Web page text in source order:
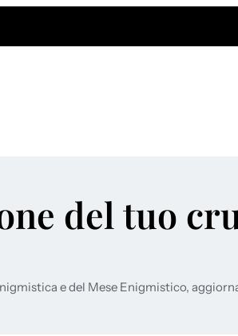
del tuo
e del Mese Enigmistico,